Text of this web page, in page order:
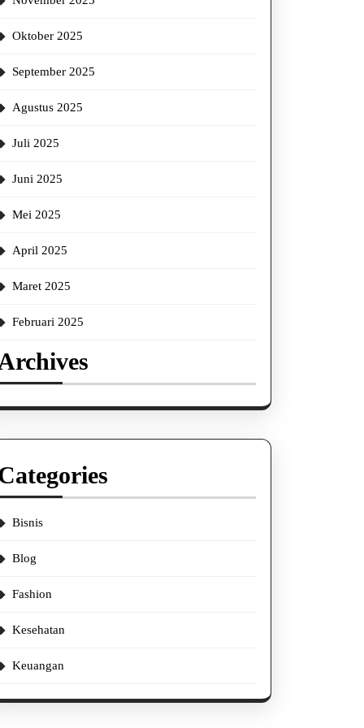
Oktober 2025
September 2025
Agustus 2025
Juli 2025
Juni 2025
Mei 2025
April 2025
Maret 2025
Februari 2025
Bisnis
Blog
Fashion
Kesehatan
Keuangan